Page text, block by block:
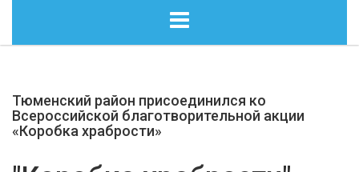
ОБЩЕСТВО
Тюменский район присоединился ко
Всероссийской благотворительной акции
«Коробка храбрости»